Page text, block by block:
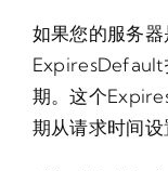
如果您的服务
ExpiresDefault
期。这个
期从请求时间设